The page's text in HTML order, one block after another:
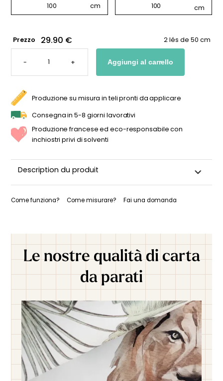
Prezzo 29.90 € 2 lés de 50 cm
-
CARTA
PARATI
CUORI
+ Aggiungi al carrello
Produzione su misura in teli pronti da applicare
Consegna in 5-8 giorni lavorativi
Produzione francese ed eco-responsabile con
inchiostri privi di solventi
Description du produit
Come funziona? Come misurare? Fai una domanda
Le nostre qualità di carta
da parati